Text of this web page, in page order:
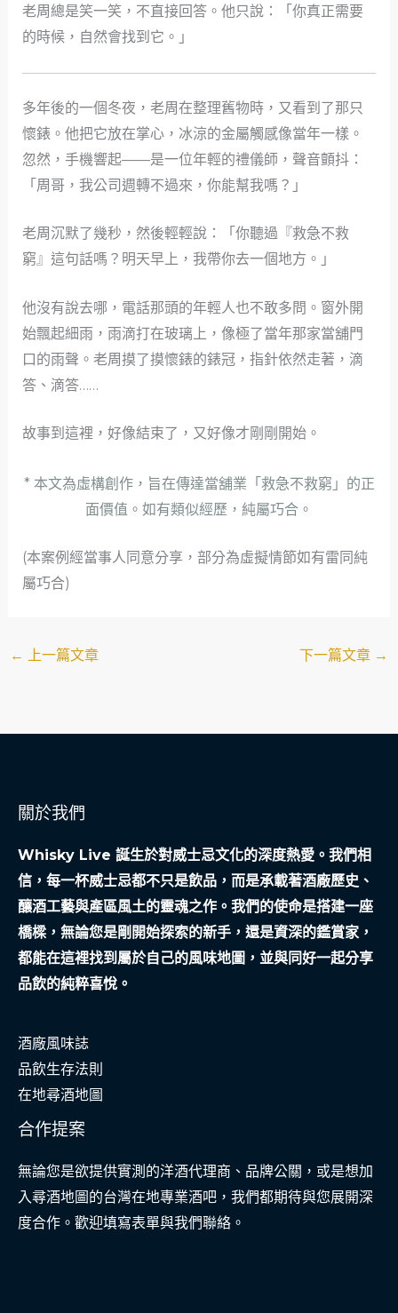
老周總是笑一笑，不直接回答。他只說：「你真正需要
的時候，自然會找到它。」
多年後的一個冬夜，老周在整理舊物時，又看到了那只
懷錶。他把它放在掌心，冰涼的金屬觸感像當年一樣。
忽然，手機響起——是一位年輕的禮儀師，聲音顫抖：
「周哥，我公司週轉不過來，你能幫我嗎？」
老周沉默了幾秒，然後輕輕說：「你聽過『救急不救
窮』這句話嗎？明天早上，我帶你去一個地方。」
他沒有說去哪，電話那頭的年輕人也不敢多問。窗外開
始飄起細雨，雨滴打在玻璃上，像極了當年那家當舖門
口的雨聲。老周摸了摸懷錶的錶冠，指針依然走著，滴
答、滴答……
故事到這裡，好像結束了，又好像才剛剛開始。
* 本文為虛構創作，旨在傳達當舖業「救急不救窮」的正
面價值。如有類似經歷，純屬巧合。
(本案例經當事人同意分享，部分為虛擬情節如有雷同純
屬巧合)
← 上一篇文章 下一篇文章 →
關於我們
Whisky Live 誕生於對威士忌文化的深度熱愛。我們相
信，每一杯威士忌都不只是飲品，而是承載著酒廠歷史、
釀酒工藝與產區風土的靈魂之作。我們的使命是搭建一座
橋樑，無論您是剛開始探索的新手，還是資深的鑑賞家，
都能在這裡找到屬於自己的風味地圖，並與同好一起分享
品飲的純粹喜悅。
酒廠風味誌
品飲生存法則
在地尋酒地圖
合作提案
無論您是欲提供實測的洋酒代理商、品牌公關，或是想加
入尋酒地圖的台灣在地專業酒吧，我們都期待與您展開深
度合作。歡迎填寫表單與我們聯絡。